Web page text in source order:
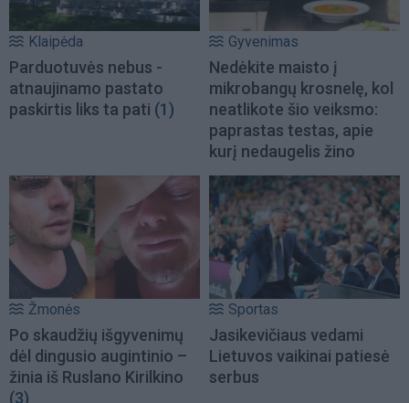
Klaipėda
Parduotuvės nebus -
atnaujinamo pastato
paskirtis liks ta pati (1)
Gyvenimas
Nedėkite maisto į
mikrobangų krosnelę, kol
neatlikote šio veiksmo:
paprastas testas, apie
kurį nedaugelis žino
Žmonės
Po skaudžių išgyvenimų
dėl dingusio augintinio –
žinia iš Ruslano Kirilkino
(3)
Sportas
Jasikevičiaus vedami
Lietuvos vaikinai patiesė
serbus